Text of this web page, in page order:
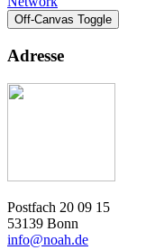
Off-Canvas Toggle
Adresse
Postfach 20 09 15
53139 Bonn
info@noah.de